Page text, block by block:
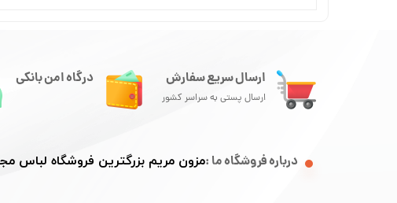
ارسال سریع سفارش
ارسال پستی به سراسر کشور
درباره فروشگاه ما :مزون مریم بزرگترین فروشگاه لباس
درگاه امن بانکی